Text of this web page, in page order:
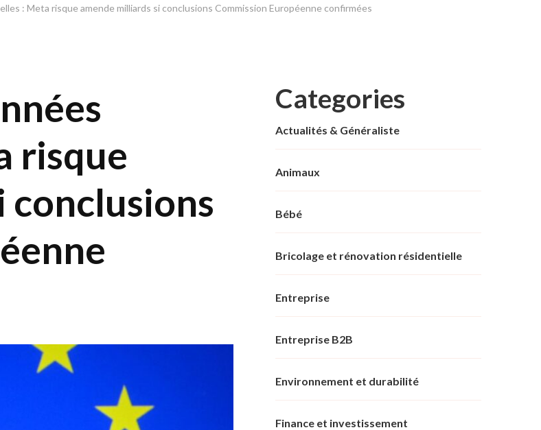
: Meta risque amende milliards si conclusions Commission Européenne confirmées
risque
conclusions
Categories
Actualités & Généraliste
Animaux
Bébé
Bricolage et rénovation résidentielle
Entreprise
Entreprise B2B
Environnement et durabilité
Finance et investissement